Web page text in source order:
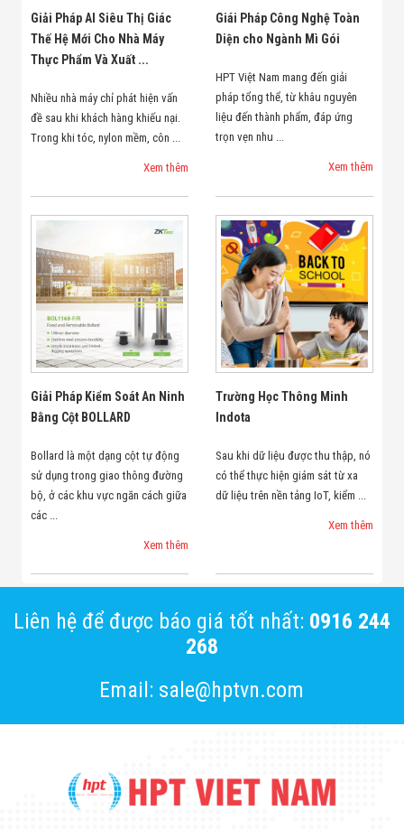
Giải Pháp AI Siêu Thị Giác
Thế Hệ Mới Cho Nhà Máy
Thực Phẩm Và Xuất ...
Nhiều nhà máy chỉ phát hiện vấn
đề sau khi khách hàng khiếu nại.
Trong khi tóc, nylon mềm, côn ...
Xem thêm
Giái Pháp Công Nghệ Toàn
Diện cho Ngành Mì Gói
HPT Việt Nam mang đến giải
pháp tổng thể, từ khâu nguyên
liệu đến thành phẩm, đáp ứng
trọn vẹn nhu ...
Xem thêm
Giải Pháp Kiểm Soát An Ninh
Bằng Cột BOLLARD
Bollard là một dạng cột tự động
sử dụng trong giao thông đường
bộ, ở các khu vực ngăn cách giữa
các ...
Xem thêm
Trường Học Thông Minh
Indota
Sau khi dữ liệu được thu thập, nó
có thể thực hiện giám sát từ xa
dữ liệu trên nền tảng IoT, kiểm ...
Xem thêm
Liên hệ để được báo giá tốt nhất: 0916 244
268
Email: sale@hptvn.com